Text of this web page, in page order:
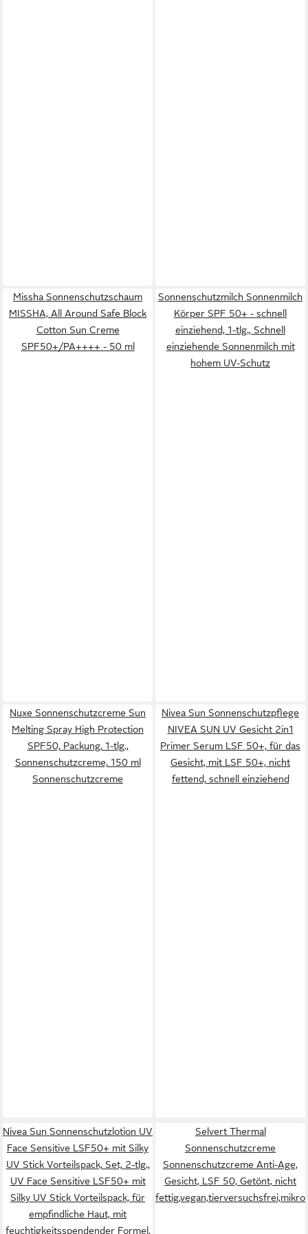
Missha Sonnenschutzschaum
MISSHA, All Around Safe Block
Cotton Sun Creme
SPF50+/PA++++ - 50 ml
Sonnenschutzmilch Sonnenmilch
Körper SPF 50+ - schnell
einziehend, 1-tlg., Schnell
einziehende Sonnenmilch mit
hohem UV-Schutz
Nuxe Sonnenschutzcreme Sun
Melting Spray High Protection
SPF50, Packung, 1-tlg.,
Sonnenschutzcreme, 150 ml
Sonnenschutzcreme
Nivea Sun Sonnenschutzpflege
NIVEA SUN UV Gesicht 2in1
Primer Serum LSF 50+, für das
Gesicht, mit LSF 50+, nicht
fettend, schnell einziehend
Nivea Sun Sonnenschutzlotion UV
Face Sensitive LSF50+ mit Silky
UV Stick Vorteilspack, Set, 2-tlg.,
UV Face Sensitive LSF50+ mit
Silky UV Stick Vorteilspack, für
empfindliche Haut, mit
feuchtigkeitsspendender Formel,
Selvert Thermal
Sonnenschutzcreme
Sonnenschutzcreme Anti-Age,
Gesicht, LSF 50, Getönt, nicht